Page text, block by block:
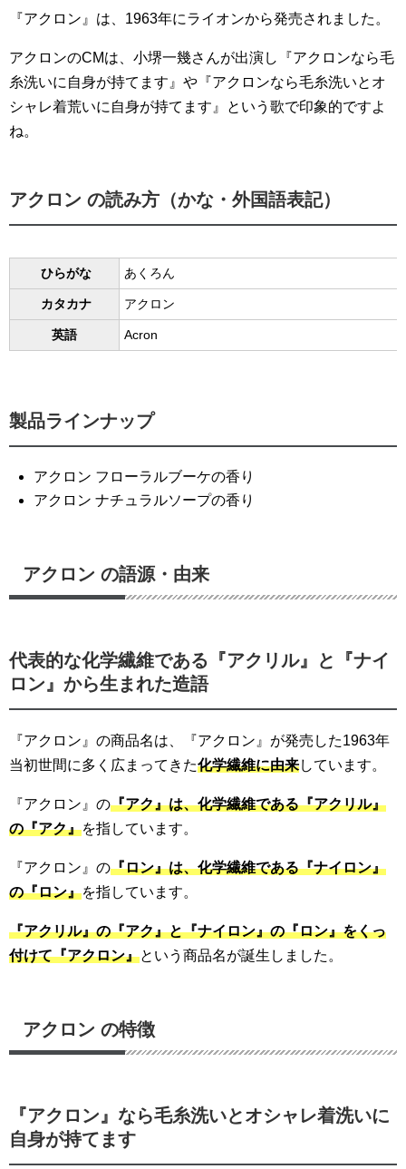
『アクロン』は、1963年にライオンから発売されました。
アクロンのCMは、小堺一幾さんが出演し『アクロンなら毛
糸洗いに自身が持てます』や『アクロンなら毛糸洗いとオ
シャレ着荒いに自身が持てます』という歌で印象的ですよ
ね。
アクロン の読み方（かな・外国語表記）
ひらがな あくろん
カタカナ アクロン
英語 Acron
製品ラインナップ
アクロン フローラルブーケの香り
アクロン ナチュラルソープの香り
アクロン の語源・由来
代表的な化学繊維である『アクリル』と『ナイ
ロン』から生まれた造語
『アクロン』の商品名は、『アクロン』が発売した1963年
当初世間に多く広まってきた化学繊維に由来しています。
『アクロン』の『アク』は、化学繊維である『アクリル』
の『アク』を指しています。
『アクロン』の『ロン』は、化学繊維である『ナイロン』
の『ロン』を指しています。
『アクリル』の『アク』と『ナイロン』の『ロン』をくっ
付けて『アクロン』という商品名が誕生しました。
アクロン の特徴
『アクロン』なら毛糸洗いとオシャレ着洗いに
自身が持てます